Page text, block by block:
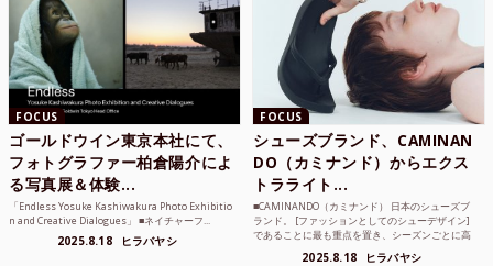
FOCUS
ゴールドウイン東京本社にて、
フォトグラファー柏倉陽介によ
る写真展＆体験...
「Endless Yosuke Kashiwakura Photo Exhibitio
n and Creative Dialogues」 ■ネイチャーフ...
2025.8.18 ヒラバヤシ
FOCUS
シューズブランド、CAMINAN
DO（カミナンド）からエクス
トラライト...
■CAMINANDO（カミナンド） 日本のシューズブ
ランド。 [ファッションとしてのシューデザイン]
であることに最も重点を置き、シーズンごとに高
2025.8.18 ヒラバヤシ